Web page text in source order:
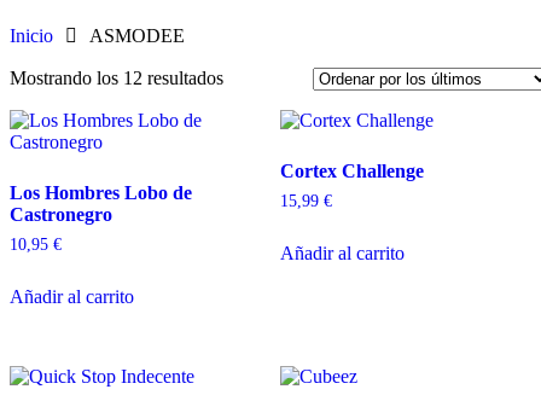
Inicio ASMODEE
Mostrando los 12 resultados
Los Hombres Lobo de
Castronegro
10,95 €
Añadir al carrito
Cortex Challenge
15,99 €
Añadir al carrito